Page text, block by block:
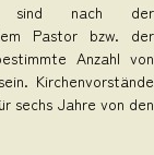
sind nach der
Pastor bzw. der
Anzahl von
Kirchenvorstände
sechs Jahre von den